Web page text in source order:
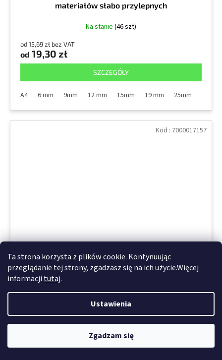
Ta strona korzysta z plików cookie. Kontynuując
przeglądanie tej strony, zgadzasz się na ich użycie.Więcej
informacji tutaj.
Ustawienia
Zgadzam się
materiałów słabo przylepnych
Na stanie (46 szt)
od 15,69 zł bez VAT
od 19,30 zł
SZCZEGÓŁY
A4 6 mm 9mm 12 mm 15mm 19 mm 25mm
9019 Taśma dwustronna 3M, grubość 0,03 mm,
3 411,27 zł
Kod : 7000017157